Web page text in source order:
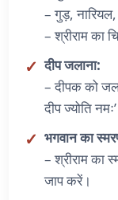
– गुड़, नारियल,
– श्रीराम का
दीप जलाना:
– दीपक को
दीप ज्योति
भगवान का
– श्रीराम का
जाप करें।